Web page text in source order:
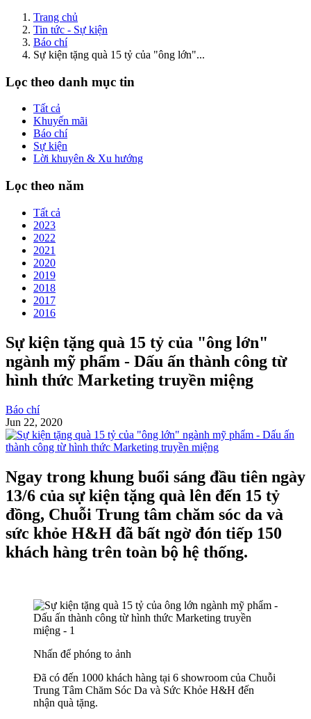
Trang chủ
Tin tức - Sự kiện
Báo chí
Sự kiện tặng quà 15 tỷ của "ông lớn"...
Lọc theo danh mục tin
Tất cả
Khuyến mãi
Báo chí
Sự kiện
Lời khuyên & Xu hướng
Lọc theo năm
Tất cả
2023
2022
2021
2020
2019
2018
2017
2016
Sự kiện tặng quà 15 tỷ của "ông lớn"
ngành mỹ phẩm - Dấu ấn thành công từ
hình thức Marketing truyền miệng
Báo chí
Jun 22, 2020
Ngay trong khung buổi sáng đầu tiên ngày
13/6 của sự kiện tặng quà lên đến 15 tỷ
đồng, Chuỗi Trung tâm chăm sóc da và
sức khỏe H&H đã bất ngờ đón tiếp 150
khách hàng trên toàn bộ hệ thống.
Nhấn để phóng to ảnh
Đã có đến 1000 khách hàng tại 6 showroom của Chuỗi
Trung Tâm Chăm Sóc Da và Sức Khỏe H&H đến
nhận quà tặng.